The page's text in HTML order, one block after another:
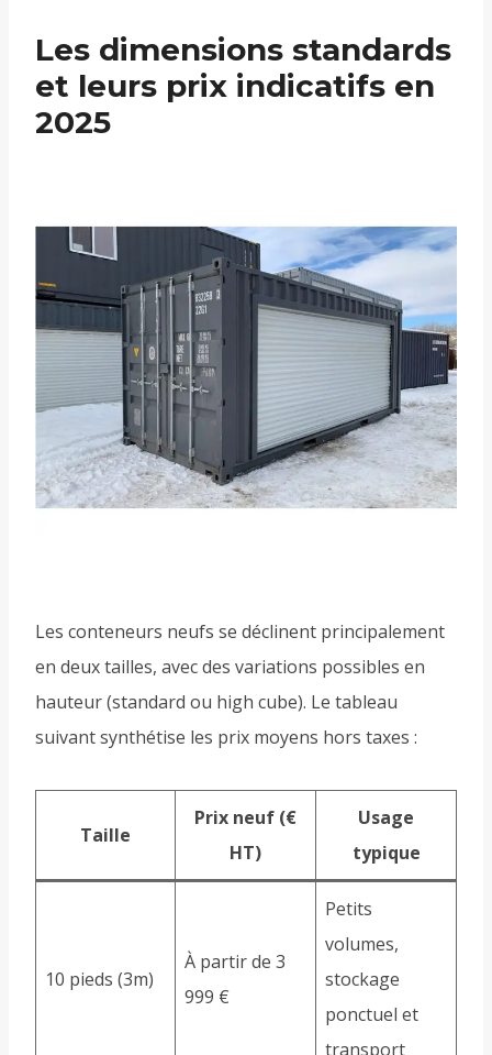
Les dimensions standards
et leurs prix indicatifs en
2025
Les conteneurs neufs se déclinent principalement
en deux tailles, avec des variations possibles en
hauteur (standard ou high cube). Le tableau
suivant synthétise les prix moyens hors taxes :
Taille
Prix neuf (€
HT)
Usage
typique
10 pieds (3m)
À partir de 3
999 €
Petits
volumes,
stockage
ponctuel et
transport